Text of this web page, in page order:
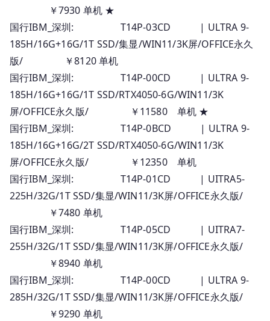
￥7930 单机 ★
国行IBM_深圳: T14P-03CD | ULTRA 9-
185H/16G+16G/1T SSD/集显/WIN11/3K屏/OFFICE永久
版/ ￥8120 单机
国行IBM_深圳: T14P-00CD | ULTRA 9-
185H/16G+16G/1T SSD/RTX4050-6G/WIN11/3K
屏/OFFICE永久版/ ￥11580 单机 ★
国行IBM_深圳: T14P-0BCD | ULTRA 9-
185H/16G+16G/2T SSD/RTX4050-6G/WIN11/3K
屏/OFFICE永久版/ ￥12350 单机
国行IBM_深圳: T14P-01CD | UITRA5-
225H/32G/1T SSD/集显/WIN11/3K屏/OFFICE永久版/
￥7480 单机
国行IBM_深圳: T14P-05CD | UITRA7-
255H/32G/1T SSD/集显/WIN11/3K屏/OFFICE永久版/
￥8940 单机
国行IBM_深圳: T14P-00CD | ULTRA 9-
285H/32G/1T SSD/集显/WIN11/3K屏/OFFICE永久版/
￥9290 单机